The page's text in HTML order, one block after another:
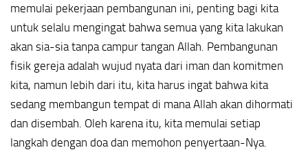
memulai pekerjaan pembangunan ini, penting bagi kita
untuk selalu mengingat bahwa semua yang kita lakukan
akan sia-sia tanpa campur tangan Allah. Pembangunan
fisik gereja adalah wujud nyata dari iman dan komitmen
kita, namun lebih dari itu, kita harus ingat bahwa kita
sedang membangun tempat di mana Allah akan dihormati
dan disembah. Oleh karena itu, kita memulai setiap
langkah dengan doa dan memohon penyertaan-Nya.